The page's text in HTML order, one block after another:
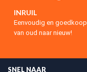
INRUIL
Eenvoudig en goedkoop
van oud naar nieuw!
SNEL NAAR